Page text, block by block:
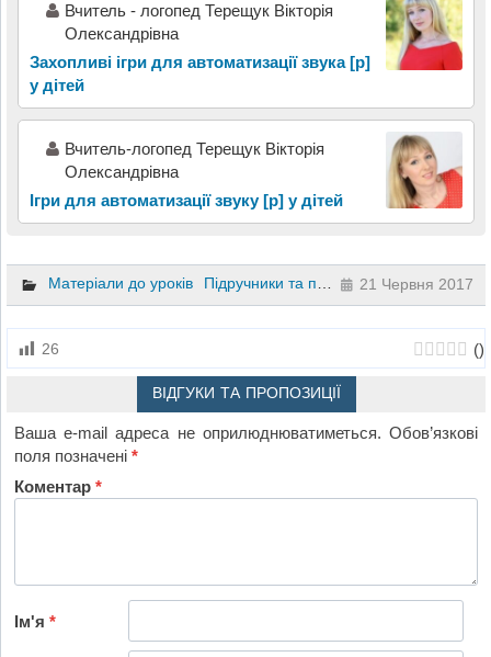
Вчитель - логопед Терещук Вікторія
Олександрівна
Захопливі ігри для автоматизації звука [р]
у дітей
Вчитель-логопед Терещук Вікторія
Олександрівна
Ігри для автоматизації звуку [р] у дітей
Матеріали до уроків Підручники та посібники Математика
21 Червня 2017
26 ()
ВІДГУКИ ТА ПРОПОЗИЦІЇ
Ваша e-mail адреса не оприлюднюватиметься. Обов’язкові
поля позначені*
Коментар*
Ім'я*